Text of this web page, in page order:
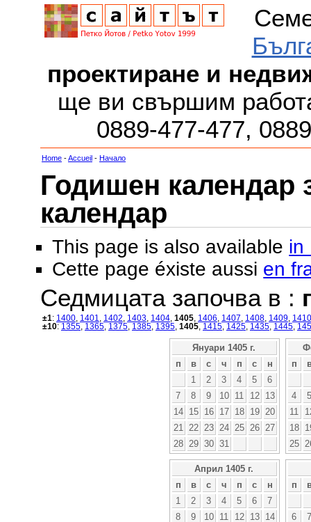
проектиране и
ще ви свършим
0889-477-477,
Home -Accueil - Начало
Годишен календар
календар
This page is also available in
Cette page éxiste aussi en
Седмицата започва в :
±1: 1400 1401 1402 1403 1404 1405 1406 1407 1408 1409 1410
±10: 1355 1365 1375 1385 1395 1405 1415 1425 1435 1445
Януари 1405 г.
п
в с ч п с
н
1
2 3 4 5
6
7
8 9 10 11 12
13
14
15 16 17 18 19
20
21
22 23 24 25 26
27
28
29 30 31
п
4
5
11
18
25
Април 1405 г.
п
в с ч п с
н
1
2 3 4 5 6
7
8
9 10 11 12 13
14
п
6
7